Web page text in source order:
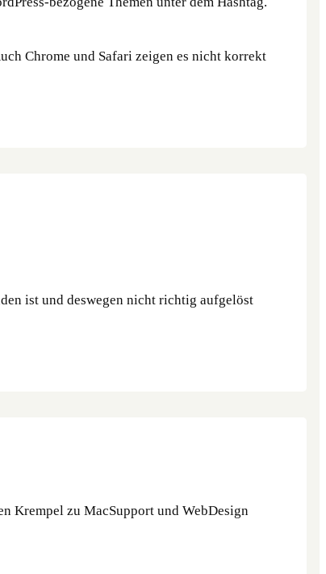
Chrome und Safari zeigen es nicht korrekt
ist und deswegen nicht richtig aufgelöst
Krempel zu MacSupport und WebDesign